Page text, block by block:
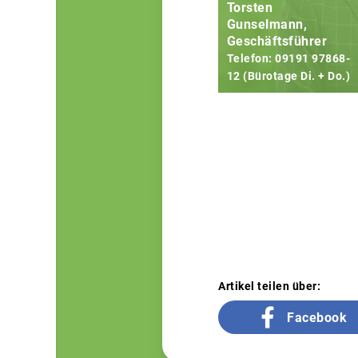
Torsten
Gunselmann,
Geschäftsführer
Telefon: 09191 97868-
12 (Bürotage Di. + Do.)
Artikel teilen über:
Facebook